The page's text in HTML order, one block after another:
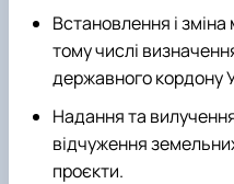
Встановлення і
тому числі
державного кордону
Надання та
відчуження
проєкти.